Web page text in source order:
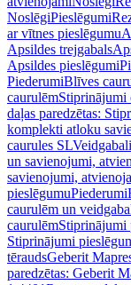
NoslēgiPieslēgumi
ar vītnes pieslēgumu
Apsildes trejgabals
Apsildes pieslēgumi
PiederumiBlīves
caurulēmStiprinājumi
daļas paredzētas:
komplekti atloku
caurules SLVeidgabali
un savienojumi,
savienojumi,
pieslēgumuPiederumi
caurulēm un
caurulēmStiprinājumi
Stiprinājumi
tēraudsGeberit
paredzētas: Geberit